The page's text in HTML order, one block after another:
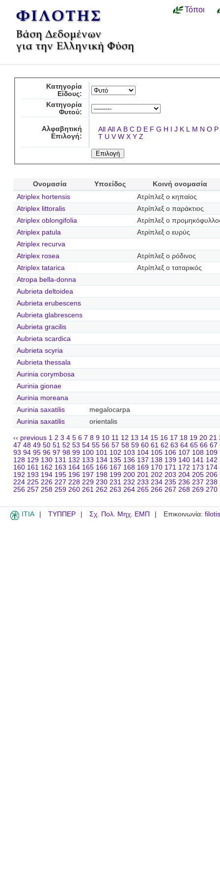
Τόποι
Κατηγορία
Είδους:
Κατηγορία
Φυτού:
Αλφαβητική
Επιλογή:
All All A B C D E F G H I J K L M N O P
T U V W X Y Z
Ονομασία Υποείδος
Κοινή ονομασία
Atriplex hortensis
Ατρίπλεξ ο κηπαίος
Atriplex littoralis
Ατρίπλεξ ο παράκτιος
Atriplex oblongifolia
Ατρίπλεξ ο
Atriplex patula
Ατρίπλεξ ο ευρύς
Atriplex recurva
Atriplex rosea
Ατρίπλεξ ο ρόδινος
Atriplex tatarica
Ατρίπλεξ ο ταταρικός
Atropa bella-donna
Aubrieta deltoidea
Aubrieta erubescens
Aubrieta glabrescens
Aubrieta gracilis
Aubrieta scardica
Aubrieta scyria
Aubrieta thessala
Aurinia corymbosa
Aurinia gionae
Aurinia moreana
Aurinia saxatilis
megalocarpa
Aurinia saxatilis
orientalis
‹‹ previous 1 2 3 4 5 6 7 8 9 10 11 12 13 14 15 16 17 18 19 20 21
47 48 49 50 51 52 53 54 55 56 57 58 59 60 61 62 63 64 65 66 67
93 94 95 96 97 98 99 100 101 102 103 104 105 106 107 108 109
128 129 130 131 132 133 134 135 136 137 138 139 140 141 142
160 161 162 163 164 165 166 167 168 169 170 171 172 173 174
192 193 194 195 196 197 198 199 200 201 202 203 204 205 206
224 225 226 227 228 229 230 231 232 233 234 235 236 237 238
256 257 258 259 260 261 262 263 264 265 266 267 268 269 270
ITIA ΤΥΠΠΕΡ Σχ. Πολ. Μηχ. ΕΜΠ Επικοινωνία: